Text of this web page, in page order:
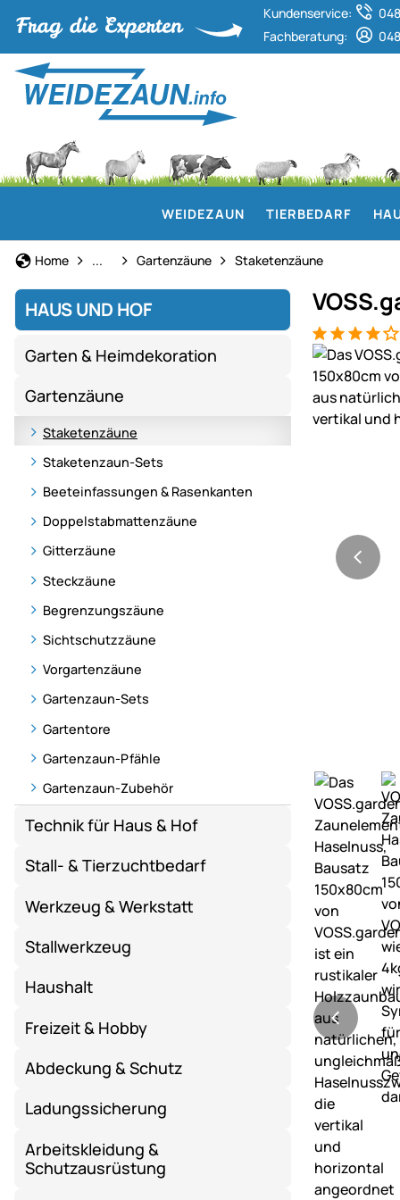
Kundenservice:
Fachberatung:
WEIDEZAUN TIERBEDARF
Home Haus und Hof
... Gartenzäune Staketenzäune
HAUS UND HOF
Garten & Heimdekoration
Gartenzäune
Staketenzäune
Staketenzaun-Sets
Beeteinfassungen & Rasenkanten
Doppelstabmattenzäune
Gitterzäune
Steckzäune
Begrenzungszäune
Sichtschutzzäune
Vorgartenzäune
Gartenzaun-Sets
Gartentore
Gartenzaun-Pfähle
Gartenzaun-Zubehör
Technik für Haus & Hof
Stall- & Tierzuchtbedarf
Werkzeug & Werkstatt
Stallwerkzeug
Haushalt
Freizeit & Hobby
Abdeckung & Schutz
Ladungssicherung
Arbeitskleidung &
Schutzausrüstung
Bewertung:
2